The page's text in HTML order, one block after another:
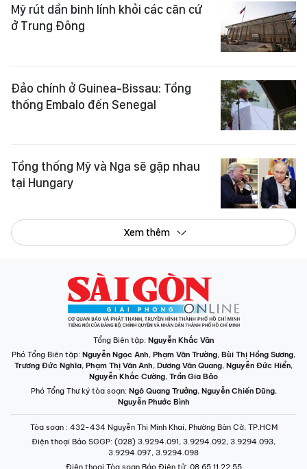
Mỹ rút dần binh lính khỏi các căn cứ
ở Trung Đông
Đảo chính ở Guinea-Bissau: Tổng
thống Embalo đến Senegal
Tổng thống Mỹ và Nga sẽ gặp nhau
tại Hungary
Xem thêm
Tổng Biên tập: Nguyễn Khắc Văn
Phó Tổng Biên tập: Nguyễn Ngọc Anh, Phạm Văn Trường, Bùi Thị Hồng Sương,
Trương Đức Nghĩa, Phạm Thị Vân Anh, Dương Văn Quang, Nguyễn Đức Hiển,
Nguyễn Khắc Cường, Trần Gia Bảo
Phó Tổng Thư ký tòa soạn: Ngô Quang Trưởng, Nguyễn Chiến Dũng,
Nguyễn Phước Bình
Tòa soạn : 432-434 Nguyễn Thị Minh Khai, Phường Bàn Cờ, TP.HCM
Điện thoại Báo SGGP: (028) 3.9294.091, 3.9294.092, 3.9294.093,
3.9294.097, 3.9294.098